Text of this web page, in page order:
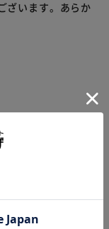
ざいます。あらか